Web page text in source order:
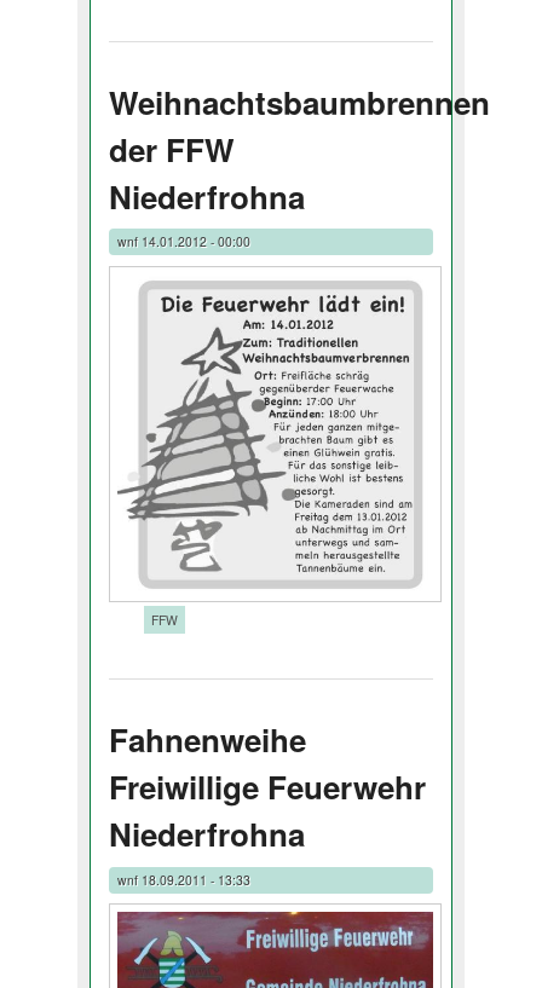
Weihnachtsbaumbrennen
der FFW
Niederfrohna
wnf14.01.2012 - 00:00
FFW
Fahnenweihe
Freiwillige Feuerwehr
Niederfrohna
wnf18.09.2011 - 13:33